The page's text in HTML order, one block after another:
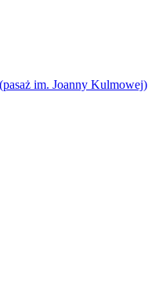
im. Joanny Kulmowej)